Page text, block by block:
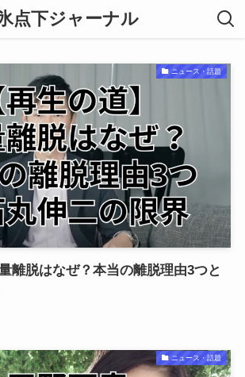
点下ジャーナル
ニュース・話題
離脱はなぜ？本当の離脱理由3つと
ニュース・話題